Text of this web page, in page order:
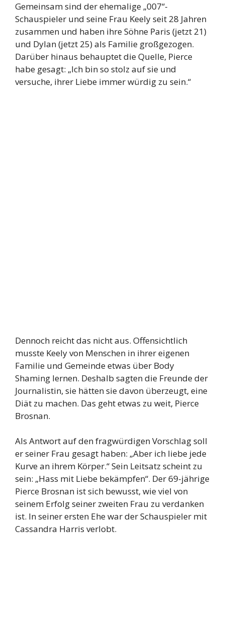
Gemeinsam sind der ehemalige „007“-
Schauspieler und seine Frau Keely seit 28 Jahren
zusammen und haben ihre Söhne Paris (jetzt 21)
und Dylan (jetzt 25) als Familie großgezogen.
Darüber hinaus behauptet die Quelle, Pierce
habe gesagt: „Ich bin so stolz auf sie und
versuche, ihrer Liebe immer würdig zu sein.“
Dennoch reicht das nicht aus. Offensichtlich
musste Keely von Menschen in ihrer eigenen
Familie und Gemeinde etwas über Body
Shaming lernen. Deshalb sagten die Freunde der
Journalistin, sie hätten sie davon überzeugt, eine
Diät zu machen. Das geht etwas zu weit, Pierce
Brosnan.
Als Antwort auf den fragwürdigen Vorschlag soll
er seiner Frau gesagt haben: „Aber ich liebe jede
Kurve an ihrem Körper.“ Sein Leitsatz scheint zu
sein: „Hass mit Liebe bekämpfen“. Der 69-jährige
Pierce Brosnan ist sich bewusst, wie viel von
seinem Erfolg seiner zweiten Frau zu verdanken
ist. In seiner ersten Ehe war der Schauspieler mit
Cassandra Harris verlobt.